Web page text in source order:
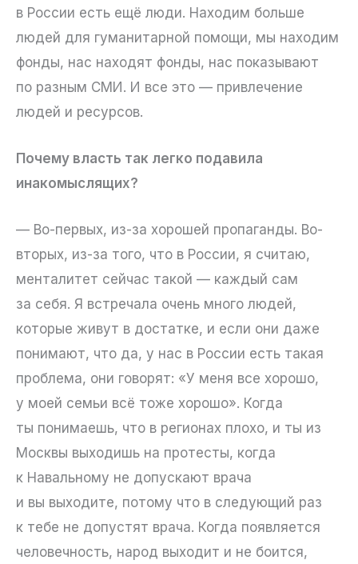
в России есть ещё люди. Находим больше
людей для гуманитарной помощи, мы находим
фонды, нас находят фонды, нас показывают
по разным СМИ. И все это — привлечение
людей и ресурсов.
Почему власть так легко подавила
инакомыслящих?
— Во-первых, из-за хорошей пропаганды. Во-
вторых, из-за того, что в России, я считаю,
менталитет сейчас такой — каждый сам
за себя. Я встречала очень много людей,
которые живут в достатке, и если они даже
понимают, что да, у нас в России есть такая
проблема, они говорят: «У меня все хорошо,
у моей семьи всё тоже хорошо». Когда
ты понимаешь, что в регионах плохо, и ты из
Москвы выходишь на протесты, когда
к Навальному не допускают врача
и вы выходите, потому что в следующий раз
к тебе не допустят врача. Когда появляется
человечность, народ выходит и не боится,